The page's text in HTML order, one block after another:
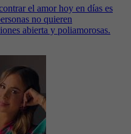
el amor hoy en días es
no quieren
abierta y poliamorosas.